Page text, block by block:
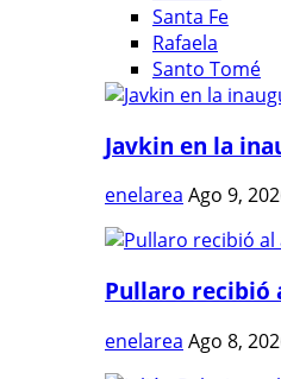
Santa Fe
Rafaela
Santo Tomé
Javkin en la
enelarea Ago 9,
Pullaro recibió
enelarea Ago 8,